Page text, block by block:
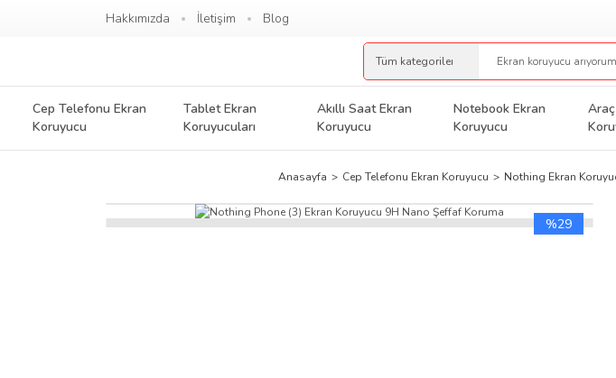
Hakkımızda İletişim Blog
Cep Telefonu Ekran
Koruyucu
Tablet Ekran
Koruyucuları
Akıllı Saat Ekran
Koruyucu
Notebook Ekran
Koruyucu
Anasayfa Cep Telefonu Ekran Koruyucu Nothing Ekran
%29